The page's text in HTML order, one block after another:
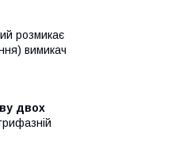
розмикає
вимикач
двох